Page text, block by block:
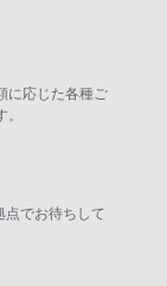
に応じた各種ご
点でお待ちして